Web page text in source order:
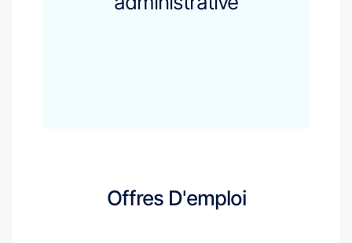
Offres D'emploi